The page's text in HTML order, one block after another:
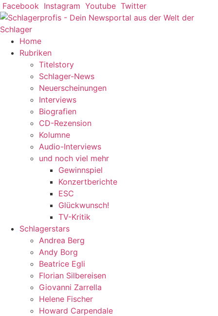
Zum
Inhalt
springen
Facebook Instagram Youtube Twitter
Home
Rubriken
Titelstory
Schlager-News
Neuerscheinungen
Interviews
Biografien
CD-Rezension
Kolumne
Audio-Interviews
und noch viel mehr
Gewinnspiel
Konzertberichte
ESC
Glückwunsch!
TV-Kritik
Schlagerstars
Andrea Berg
Andy Borg
Beatrice Egli
Florian Silbereisen
Giovanni Zarrella
Helene Fischer
Howard Carpendale